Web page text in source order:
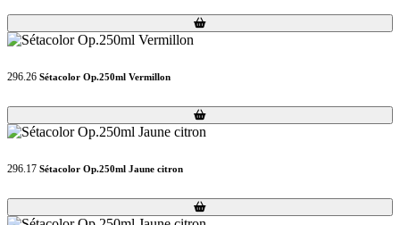
Loading...
Loading...
296.26 Sétacolor Op.250ml Vermillon
Loading...
Loading...
296.17 Sétacolor Op.250ml Jaune citron
Loading...
Loading...